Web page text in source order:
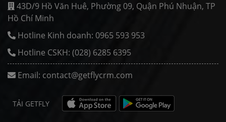
43D/9 Hồ Văn Huê, Phường 09, Quận Phú Nhuận, TP
Hồ Chí Minh
Hotline Kinh doanh: 0965 593 953
Hotline CSKH: (028) 6285 6395
Email: contact@getflycrm.com
TẢI GETFLY